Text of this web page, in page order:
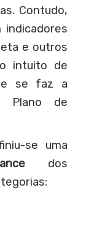
Contudo,
e outros
intuito de
se faz a
de
se uma
dos